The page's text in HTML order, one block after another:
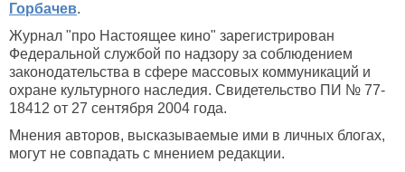
Горбачев.
Журнал "про Настоящее кино" зарегистрирован
Федеральной службой по надзору за соблюдением
законодательства в сфере массовых коммуникаций и
охране культурного наследия. Свидетельство ПИ № 77-
18412 от 27 сентября 2004 года.
Мнения авторов, высказываемые ими в личных блогах,
могут не совпадать с мнением редакции.